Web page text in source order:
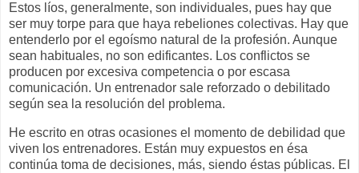
Estos líos, generalmente, son individuales, pues hay que
ser muy torpe para que haya rebeliones colectivas. Hay que
entenderlo por el egoísmo natural de la profesión. Aunque
sean habituales, no son edificantes. Los conflictos se
producen por excesiva competencia o por escasa
comunicación. Un entrenador sale reforzado o debilitado
según sea la resolución del problema.
He escrito en otras ocasiones el momento de debilidad que
viven los entrenadores. Están muy expuestos en ésa
continúa toma de decisiones, más, siendo éstas públicas. El